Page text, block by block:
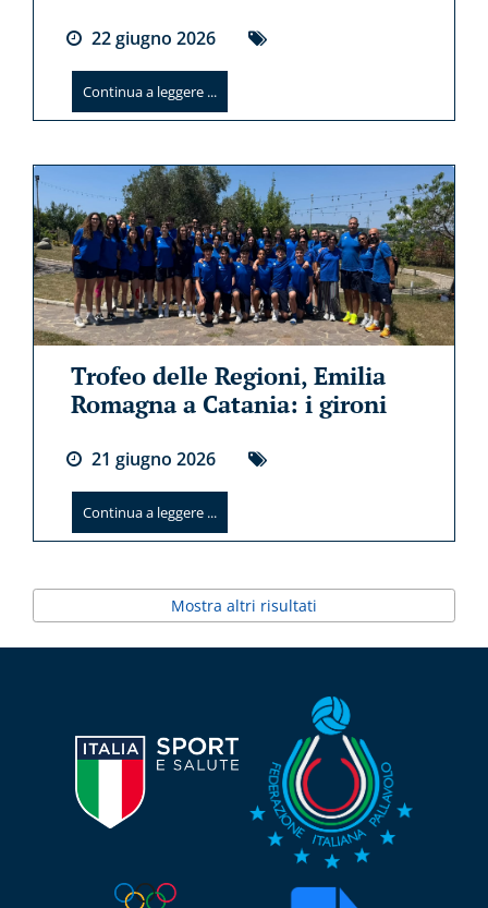
22giugno 2026
Continua a leggere ...
Trofeo delle Regioni, Emilia
Romagna a Catania: i gironi
21 giugno 2026
Continua a leggere ...
Mostra altri risultati